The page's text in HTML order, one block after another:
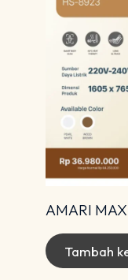
AMARI
Tambah